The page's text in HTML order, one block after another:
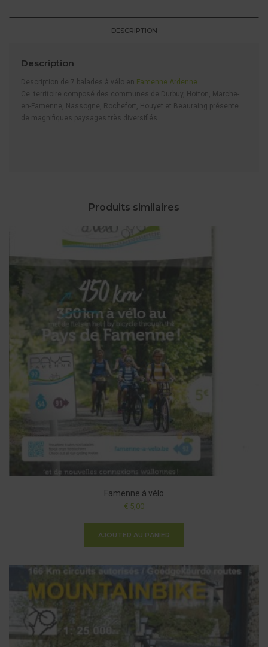
DESCRIPTION
Description
Description de 7 balades à vélo en Famenne Ardenne.
Ce territoire composé des communes de Durbuy, Hotton, Marche-
en-Famenne, Nassogne, Rochefort, Houyet et Beauraing présente
de magnifiques paysages très diversifiés.
Produits similaires
Famenne à vélo
€ 5,00
AJOUTER AU PANIER